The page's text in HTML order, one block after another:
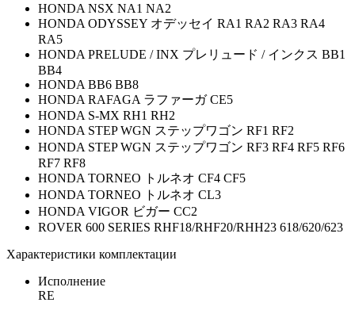
HONDA NSX NA1 NA2
HONDA ODYSSEY オデッセイ RA1 RA2 RA3 RA4
RA5
HONDA PRELUDE / INX プレリュード / インクス BB1
BB4
HONDA BB6 BB8
HONDA RAFAGA ラファーガ CE5
HONDA S-MX RH1 RH2
HONDA STEP WGN ステップワゴン RF1 RF2
HONDA STEP WGN ステップワゴン RF3 RF4 RF5 RF6
RF7 RF8
HONDA TORNEO トルネオ CF4 CF5
HONDA TORNEO トルネオ CL3
HONDA VIGOR ビガー CC2
ROVER 600 SERIES RHF18/RHF20/RHH23 618/620/623
Характеристики комплектации
Исполнение
RE